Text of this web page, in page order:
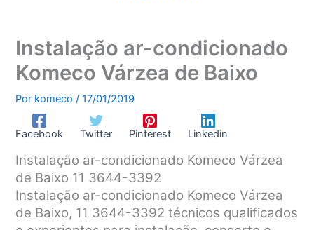
Instalação ar-condicionado
Komeco Várzea de Baixo
Por komeco/17/01/2019
Facebook Twitter Pinterest Linkedin
Instalação ar-condicionado Komeco Várzea
de Baixo 11 3644-3392
Instalação ar-condicionado Komeco Várzea
de Baixo, 11 3644-3392 técnicos qualificados